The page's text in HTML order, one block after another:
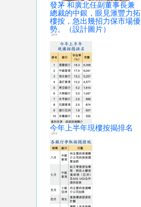
發茅 和廣北任副董事長兼
總裁的中銀，眼見滙豐力拓
樓按，急出幾招力保市場優
勢。（設計圖片）
今年上半年現樓按揭排名